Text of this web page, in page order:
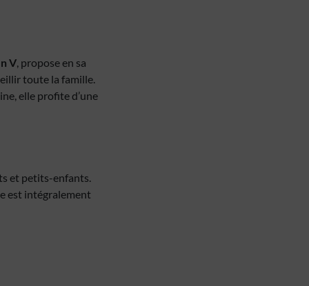
V, propose en sa
toute la famille.
elle profite d’une
et petits-enfants.
est intégralement